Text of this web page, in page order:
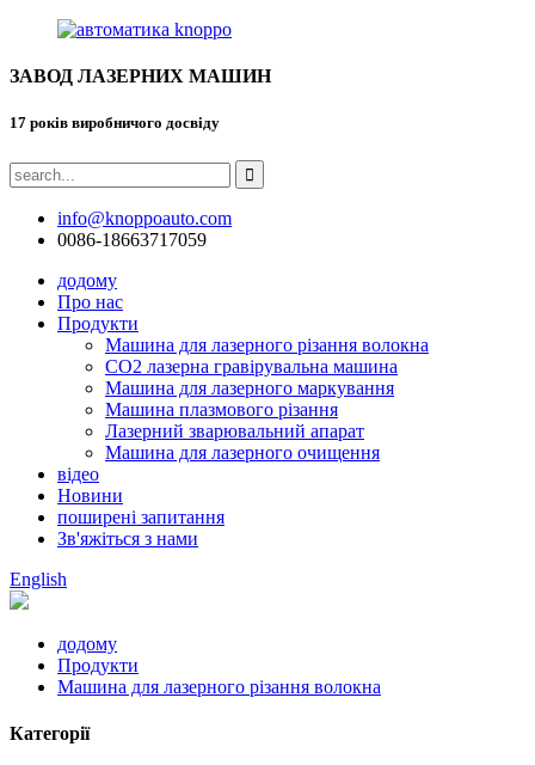
ЗАВОД ЛАЗЕРНИХ МАШИН
17 років виробничого досвіду
info@knoppoauto.com
0086-18663717059
додому
Про нас
Продукти
Машина для лазерного різання волокна
CO2 лазерна гравірувальна машина
Машина для лазерного маркування
Машина плазмового різання
Лазерний зварювальний апарат
Машина для лазерного очищення
відео
Новини
поширені запитання
Зв'яжіться з нами
English
додому
Продукти
Машина для лазерного різання волокна
Категорії